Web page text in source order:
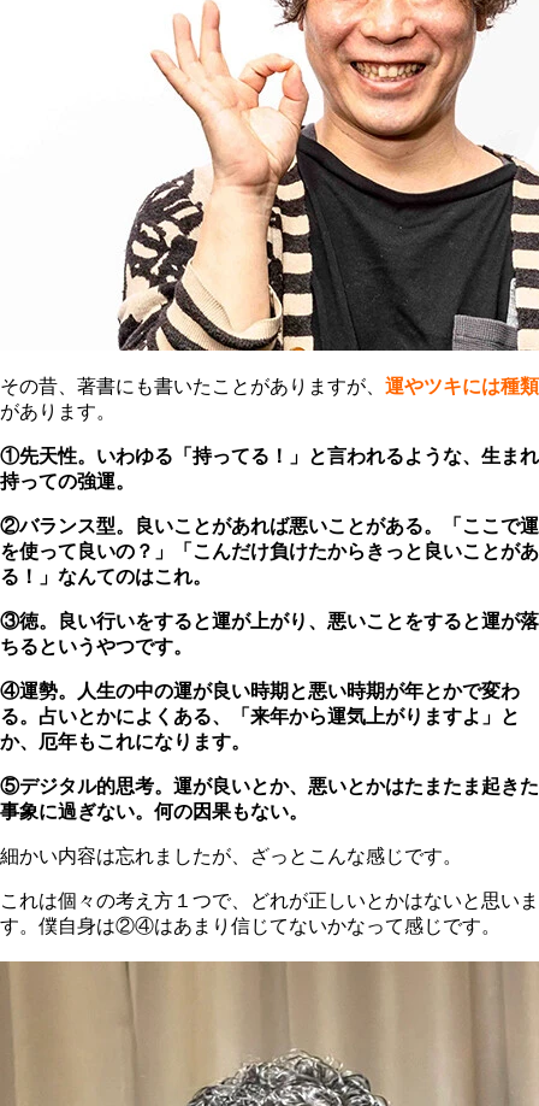
その昔、著書にも書いたことがありますが、 運やツキには種類
があります。
①先天性。いわゆる「持ってる！」と言われるような、生まれ
持っての強運。
②バランス型。良いことがあれば悪いことがある。「ここで運
を使って良いの？」「こんだけ負けたからきっと良いことがあ
る！」なんてのはこれ。
③徳。良い行いをすると運が上がり、悪いことをすると運が落
ちるというやつです。
④運勢。人生の中の運が良い時期と悪い時期が年とかで変わ
る。占いとかによくある、「来年から運気上がりますよ」と
か、厄年もこれになります。
⑤デジタル的思考。運が良いとか、悪いとかはたまたま起きた
事象に過ぎない。何の因果もない。
細かい内容は忘れましたが、ざっとこんな感じです。
これは個々の考え方１つで、どれが正しいとかはないと思いま
す。僕自身は②④はあまり信じてないかなって感じです。